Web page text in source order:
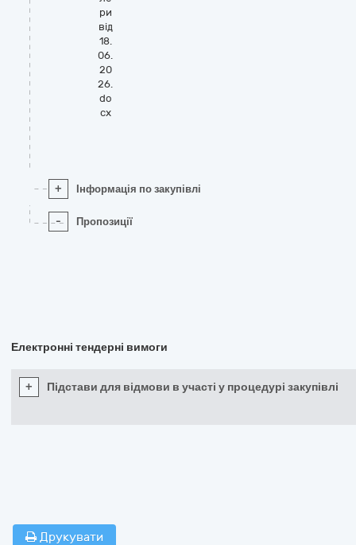
ри
від
18.
06.
20
26.
do
cx
+ Інформація по закупівлі
- Пропозиції
Електронні тендерні вимоги
+ Підстави для відмови в участі у процедурі закупівлі
Друкувати